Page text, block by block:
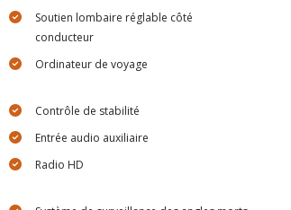
Soutien lombaire réglable côté
conducteur
Ordinateur de voyage
Contrôle de stabilité
Entrée audio auxiliaire
Radio HD